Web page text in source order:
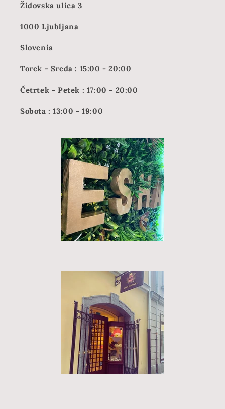
Židovska ulica 3
1000 Ljubljana
Slovenia
Torek - Sreda : 15:00 - 20:00
Četrtek - Petek : 17:00 - 20:00
Sobota : 13:00 - 19:00